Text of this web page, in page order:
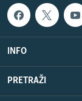
INFO
PRETRAŽI